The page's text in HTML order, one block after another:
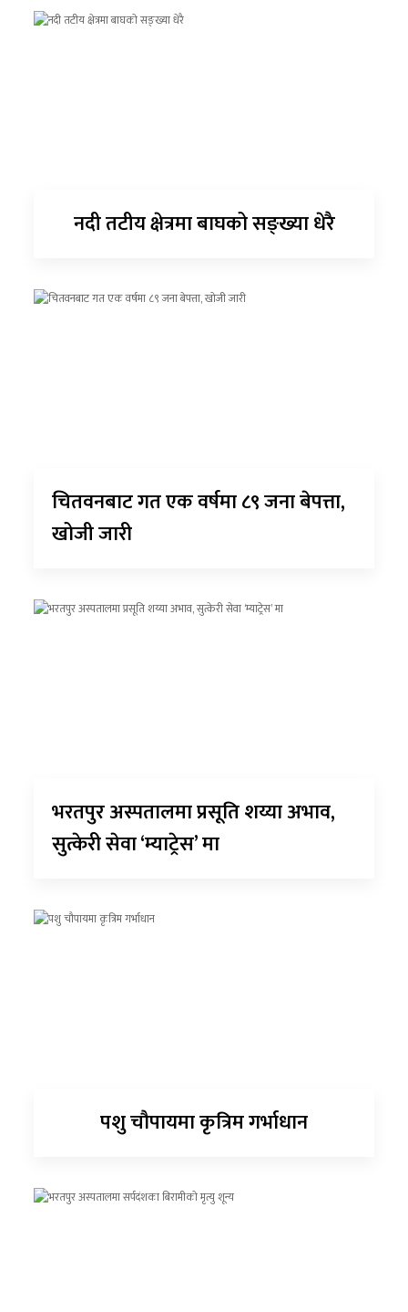
नदी तटीय क्षेत्रमा बाघको सङ्ख्या धेरै
चितवनबाट गत एक वर्षमा ८९ जना बेपत्ता,
खोजी जारी
भरतपुर अस्पतालमा प्रसूति शय्या अभाव,
सुत्केरी सेवा ‘म्याट्रेस’ मा
पशु चौपायमा कृत्रिम गर्भाधान